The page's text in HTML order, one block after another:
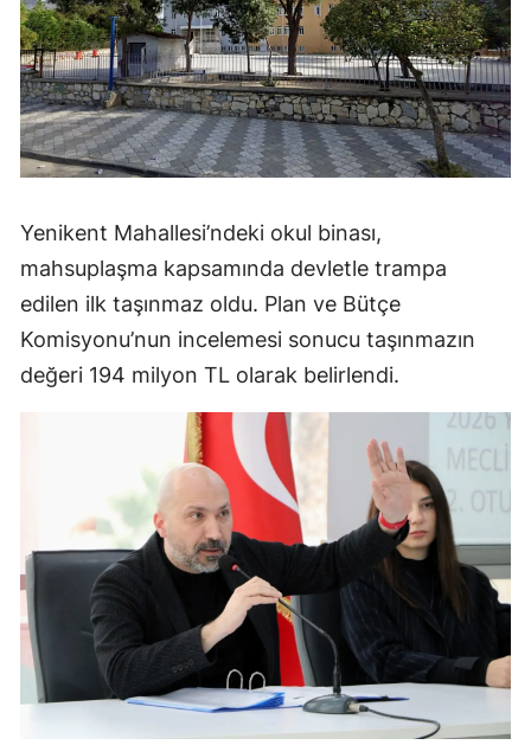
Yenikent Mahallesi’ndeki okul binası,
mahsuplaşma kapsamında devletle trampa
edilen ilk taşınmaz oldu. Plan ve Bütçe
Komisyonu’nun incelemesi sonucu taşınmazın
değeri 194 milyon TL olarak belirlendi.